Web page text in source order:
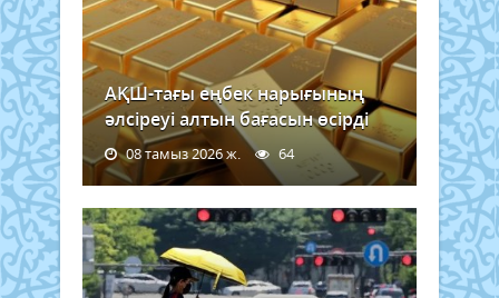
АҚШ-тағы еңбек нарығының
әлсіреуі алтын бағасын өсірді
08 тамыз 2026 ж. 64